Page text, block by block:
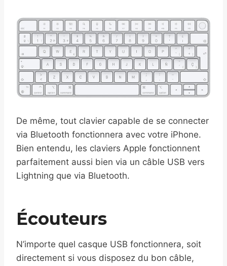
De même, tout clavier capable de se connecter
via Bluetooth fonctionnera avec votre iPhone.
Bien entendu, les claviers Apple fonctionnent
parfaitement aussi bien via un câble USB vers
Lightning que via Bluetooth.
Écouteurs
N’importe quel casque USB fonctionnera, soit
directement si vous disposez du bon câble,